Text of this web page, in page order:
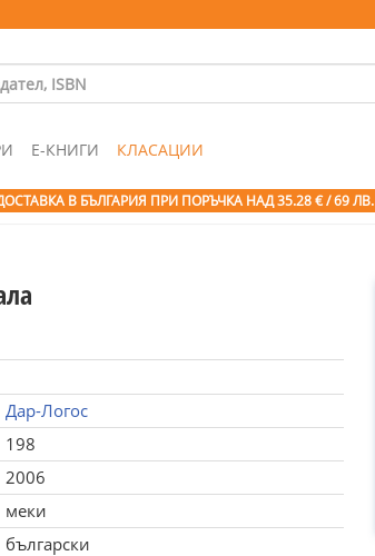
Е-КНИГИ КЛАСАЦИИ
В БЪЛГАРИЯ ПРИ ПОРЪЧКА НАД 35.28 € / 69 ЛВ.
Дар-Логос
198
2006
меки
български